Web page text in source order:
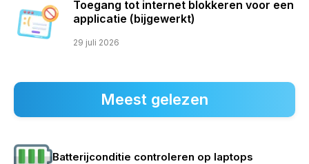
Toegang tot internet blokkeren voor een
applicatie (bijgewerkt)
29 juli 2026
Meest gelezen
Batterijconditie controleren op laptops